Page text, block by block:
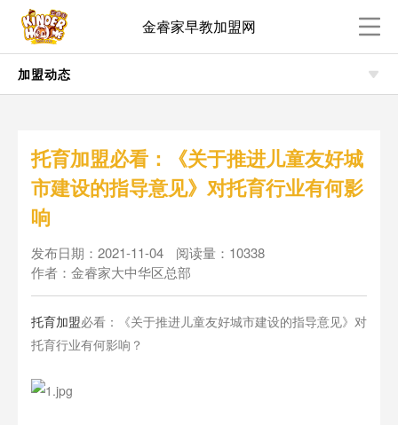
金睿家早教加盟网
加盟动态
托育加盟必看：《关于推进儿童友好城
市建设的指导意见》对托育行业有何影
响
发布日期：2021-11-04
阅读量：10338
作者：金睿家大中华区总部
托育加盟必看：《关于推进儿童友好城市建设的指导意见》对
托育行业有何影响？